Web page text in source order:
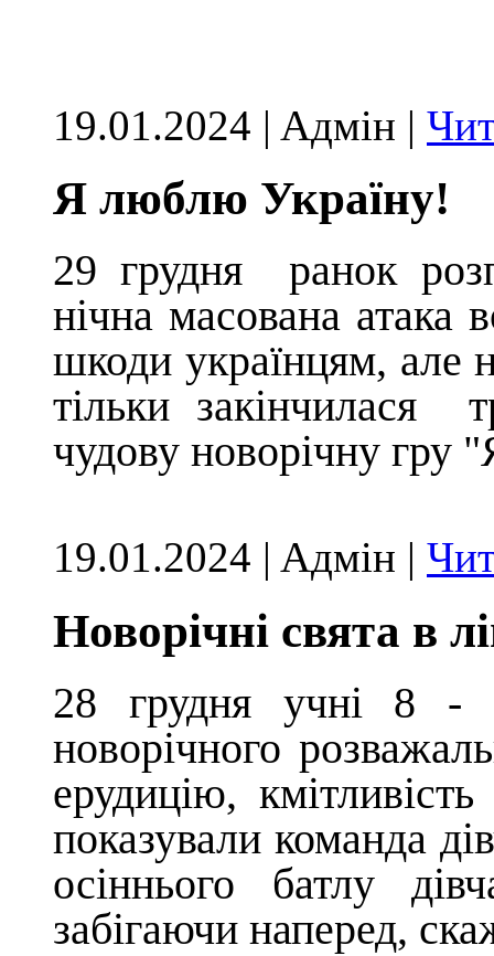
19.01.2024 | Aдмін |
Я люблю Україну!
29 грудня ранок
нічна масована атака
шкоди українцям, але
тільки закінчилася
чудову новорічну
19.01.2024 | Aдмін |
Новорічні свята в
28 грудня учні 8 -
новорічного
ерудицію,
показували команда
осіннього батлу
забігаючи наперед,